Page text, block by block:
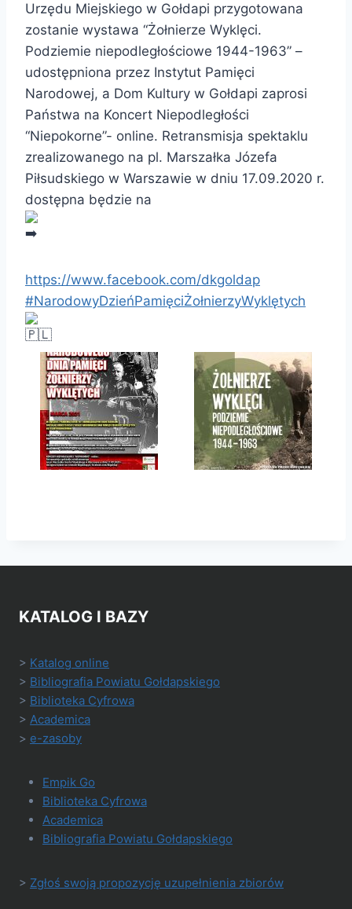
Urzędu Miejskiego w Gołdapi przygotowana
zostanie wystawa “Żołnierze Wyklęci.
Podziemie niepodległościowe 1944-1963” –
udostępniona przez Instytut Pamięci
Narodowej, a Dom Kultury w Gołdapi zaprosi
Państwa na Koncert Niepodległości
“Niepokorne”- online. Retransmisja spektaklu
zrealizowanego na pl. Marszałka Józefa
Piłsudskiego w Warszawie w dniu 17.09.2020 r.
dostępna będzie na
https://www.facebook.com/dkgoldap
#NarodowyDzieńPamięciŻołnierzyWyklętych
KATALOG I BAZY
> Katalog online
> Bibliografia Powiatu Gołdapskiego
> Biblioteka Cyfrowa
> Academica
> e-zasoby
Empik Go
Biblioteka Cyfrowa
Academica
Bibliografia Powiatu Gołdapskiego
> Zgłoś swoją propozycję uzupełnienia zbiorów